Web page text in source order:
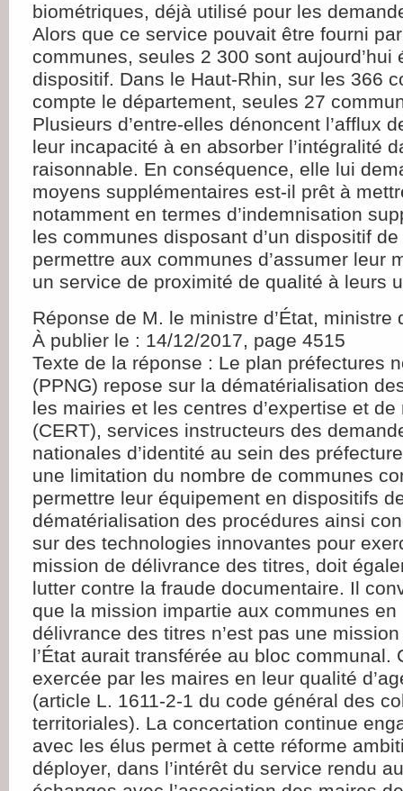
biométriques, déjà utilisé pour les
Alors que ce service pouvait être fourni
communes, seules 2 300 sont aujourd’hui
dispositif. Dans le Haut-Rhin, sur les 366
compte le département, seules 27
Plusieurs d’entre-elles dénoncent l’afflux
leur incapacité à en absorber l’intégralité
raisonnable. En conséquence, elle lui
moyens supplémentaires est-il prêt à
notamment en termes d’indemnisation
les communes disposant d’un dispositif
permettre aux communes d’assumer leur
un service de proximité de qualité à leurs
Réponse de M. le ministre d’État, ministre
À publier le : 14/12/2017, page 4515
Texte de la réponse : Le plan préfectures
(PPNG) repose sur la dématérialisation
les mairies et les centres d’expertise et
(CERT), services instructeurs des
nationales d’identité au sein des
une limitation du nombre de communes
permettre leur équipement en dispositifs
dématérialisation des procédures ainsi
sur des technologies innovantes pour
mission de délivrance des titres, doit
lutter contre la fraude documentaire. Il
que la mission impartie aux communes en
délivrance des titres n’est pas une
l’État aurait transférée au bloc communal.
exercée par les maires en leur qualité
(article L. 1611-2-1 du code général des
territoriales). La concertation continue
avec les élus permet à cette réforme
déployer, dans l’intérêt du service rendu